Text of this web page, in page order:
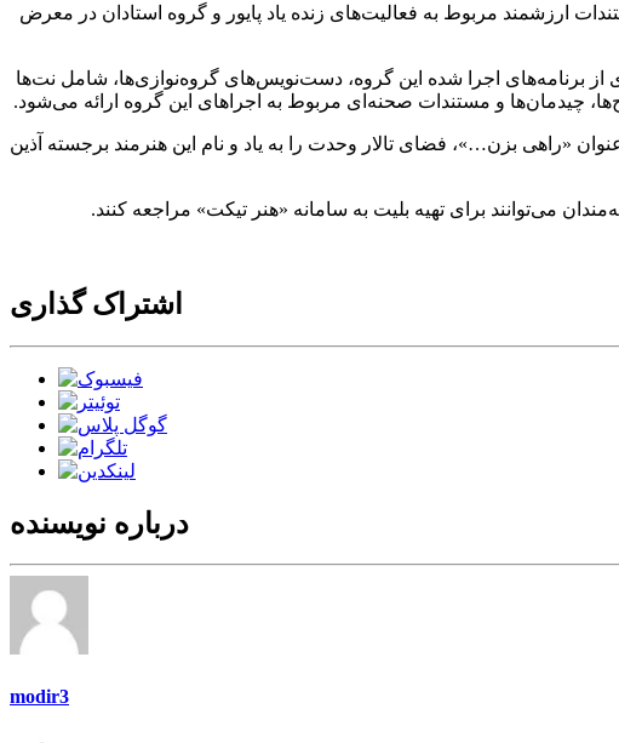
ارزشمند مربوط به فعالیت‌های زنده یاد پایور و گروه استادان در معرض
برنامه‌های اجرا شده این گروه، دست‌نویس‌های گروه‌نوازی‌ها، شامل نت‌ها
چیدمان‌ها و مستندات صحنه‌ای مربوط به اجراهای این گروه ارائه می‌شود.
«راهی بزن…»، فضای تالار وحدت را به یاد و نام این هنرمند برجسته آذین
اشتراک گذاری
درباره نویسنده
modir3